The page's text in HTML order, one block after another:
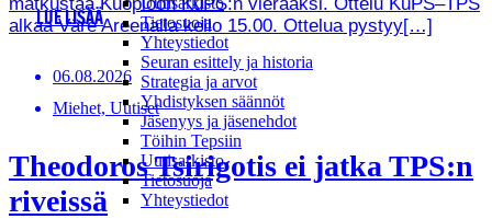
Tietosuoja
Yhteystiedot
Seuran esittely ja historia
Strategia ja arvot
Yhdistyksen säännöt
Jäsenyys ja jäsenehdot
Töihin Tepsiin
Uutisarkisto
Tietosuoja
Yhteystiedot
alkaa Väre Areenalla kello 15.00. Ottelua pystyy[…]
LUE LISÄÄ
06.08.2026
Miehet, Uutiset
Theodoros Tsirigotis ei jatka TPS:n
riveissä